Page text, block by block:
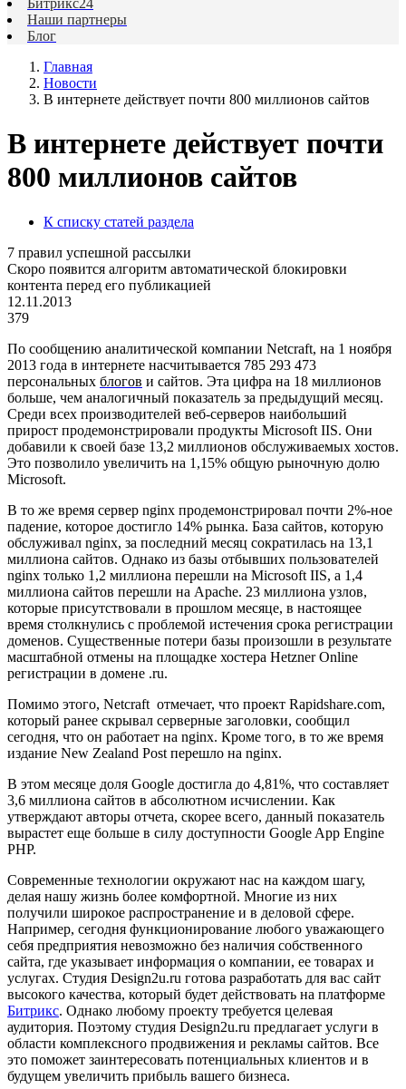
Битрикс24
Наши партнеры
Блог
Главная
Новости
В интернете действует почти 800 миллионов сайтов
В интернете действует почти
800 миллионов сайтов
К списку статей раздела
7 правил успешной рассылки
Скоро появится алгоритм автоматической блокировки
контента перед его публикацией
12.11.2013
379
По сообщению аналитической компании Netcraft, на 1 ноября
2013 года в интернете насчитывается 785 293 473
персональных блогов и сайтов. Эта цифра на 18 миллионов
больше, чем аналогичный показатель за предыдущий месяц.
Среди всех производителей веб-серверов наибольший
прирост продемонстрировали продукты Microsoft IIS. Они
добавили к своей базе 13,2 миллионов обслуживаемых хостов.
Это позволило увеличить на 1,15% общую рыночную долю
Microsoft.
В то же время сервер nginx продемонстрировал почти 2%-ное
падение, которое достигло 14% рынка. База сайтов, которую
обслуживал nginx, за последний месяц сократилась на 13,1
миллиона сайтов. Однако из базы отбывших пользователей
nginx только 1,2 миллиона перешли на Microsoft IIS, а 1,4
миллиона сайтов перешли на Apache. 23 миллиона узлов,
которые присутствовали в прошлом месяце, в настоящее
время столкнулись с проблемой истечения срока регистрации
доменов. Существенные потери базы произошли в результате
масштабной отмены на площадке хостера Hetzner Online
регистрации в домене .ru.
Помимо этого, Netcraft отмечает, что проект Rapidshare.com,
который ранее скрывал серверные заголовки, сообщил
сегодня, что он работает на nginx. Кроме того, в то же время
издание New Zealand Post перешло на nginx.
В этом месяце доля Google достигла до 4,81%, что составляет
3,6 миллиона сайтов в абсолютном исчислении. Как
утверждают авторы отчета, скорее всего, данный показатель
вырастет еще больше в силу доступности Google App Engine
PHP.
Современные технологии окружают нас на каждом шагу,
делая нашу жизнь более комфортной. Многие из них
получили широкое распространение и в деловой сфере.
Например, сегодня функционирование любого уважающего
себя предприятия невозможно без наличия собственного
сайта, где указывает информация о компании, ее товарах и
услугах. Студия Design2u.ru готова разработать для вас сайт
высокого качества, который будет действовать на платформе
Битрикс. Однако любому проекту требуется целевая
аудитория. Поэтому студия Design2u.ru предлагает услуги в
области комплексного продвижения и рекламы сайтов. Все
это поможет заинтересовать потенциальных клиентов и в
будущем увеличить прибыль вашего бизнеса.